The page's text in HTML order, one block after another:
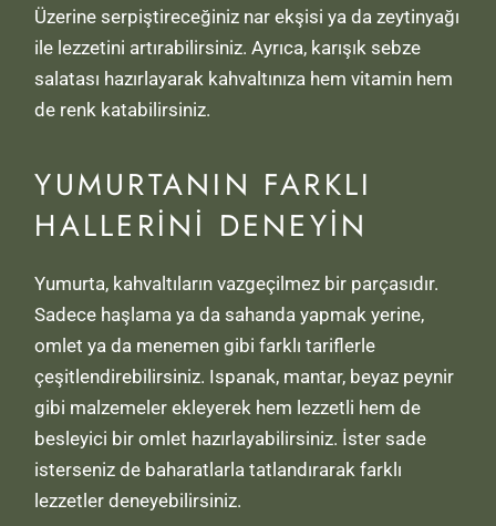
Üzerine serpiştireceğiniz nar ekşisi ya da zeytinyağı
ile lezzetini artırabilirsiniz. Ayrıca, karışık sebze
salatası hazırlayarak kahvaltınıza hem vitamin hem
de renk katabilirsiniz.
YUMURTANIN FARKLI
HALLERINI DENEYIN
Yumurta, kahvaltıların vazgeçilmez bir parçasıdır.
Sadece haşlama ya da sahanda yapmak yerine,
omlet ya da menemen gibi farklı tariflerle
çeşitlendirebilirsiniz. Ispanak, mantar, beyaz peynir
gibi malzemeler ekleyerek hem lezzetli hem de
besleyici bir omlet hazırlayabilirsiniz. İster sade
isterseniz de baharatlarla tatlandırarak farklı
lezzetler deneyebilirsiniz.